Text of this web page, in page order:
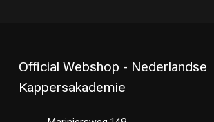
Official Webshop - Nederlandse
Kappersakademie